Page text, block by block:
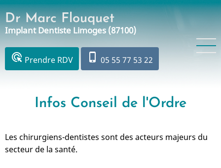
Aller
au
contenu
Dr Marc Flouquet
Implant Dentiste Limoges (87100)
ads_click Prendre RDV phone_iphone 05 55 77 53 22
Infos Conseil de l'Ordre
Les chirurgiens-dentistes sont des acteurs majeurs du
secteur de la santé.